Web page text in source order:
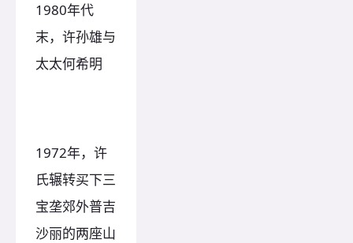
1980年代
末，许孙雄与
太太何希明
1972年，许
氏辗转买下三
宝垄郊外普吉
沙丽的两座山